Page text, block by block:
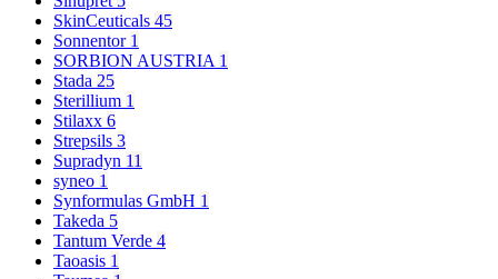
SkinCeuticals 45
Sonnentor 1
SORBION AUSTRIA 1
Stada 25
Sterillium 1
Stilaxx 6
Strepsils 3
Supradyn 11
syneo 1
Synformulas GmbH 1
Takeda 5
Tantum Verde 4
Taoasis 1